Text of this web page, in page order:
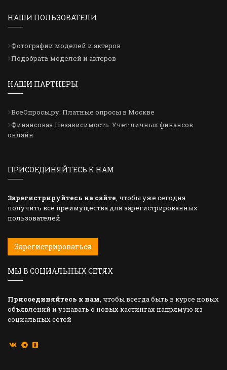
НАШИ ПОЛЬЗОВАТЕЛИ
Фотографии моделей и актеров
Подобрать моделей и актеров
НАШИ ПАРТНЕРЫ
ВсеОпросы.ру: Платные опросы в Москве
Финансовая Независимость: Учет личных финансов
онлайн
ПРИСОЕДИНЯЙТЕСЬ К НАМ
Зарегистрируйтесь на сайте, чтобы уже сегодня
получить все преимущества для зарегистрированных
пользователей
Зарегистрироваться
МЫ В СОЦИАЛЬНЫХ СЕТЯХ
Присоединяйтесь к нам, чтобы всегда быть в курсе новых
объявлений и узнавать о новых кастингах напрямую из
социальных сетей